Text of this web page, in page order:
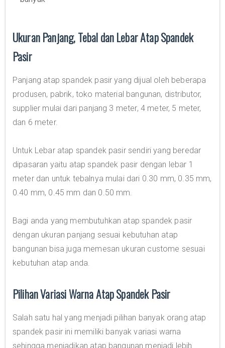
Ukuran Panjang, Tebal dan Lebar Atap Spandek
Pasir
Panjang atap spandek pasir yang dijual oleh beberapa
produsen, pabrik, toko material bangunan, distributor,
supplier mulai dari panjang 3 meter, 4 meter, 5 meter,
dan 6 meter.
Untuk Lebar atap spandek pasir sendiri yang beredar
dipasaran yaitu atap spandek pasir dengan lebar 1
meter dan untuk tebalnya mulai dari 0.30 mm, 0.35 mm,
0.40 mm, 0.45 mm dan 0.50 mm.
Bagi anda yang membutuhkan atap spandek pasir
dengan ukuran panjang sesuai kebutuhan atap
bangunan bisa juga memesan ukuran custome sesuai
kebutuhan atap anda.
Pilihan Variasi Warna Atap Spandek Pasir
Salah satu hal yang menjadi pilihan banyak orang atap
spandek pasir ini memiliki banyak variasi warna
sehingga menjadikan atap bangunan menjadi lebih